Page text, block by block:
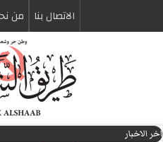
الاتصال بنا من
اخر الاخبار